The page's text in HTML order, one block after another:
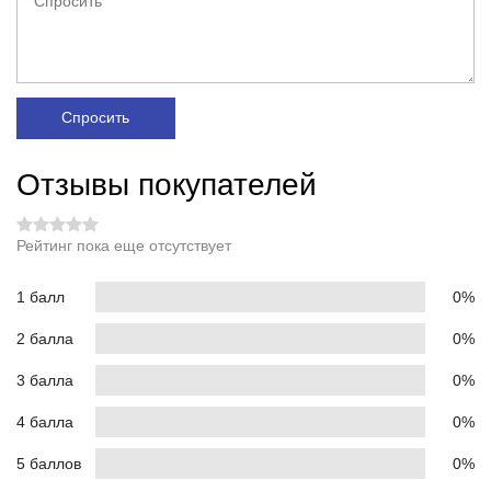
Спросить
Отзывы покупателей
Рейтинг пока еще отсутствует
1 балл 0%
2 балла 0%
3 балла 0%
4 балла 0%
5 баллов 0%